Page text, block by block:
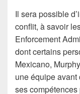
Il sera possible
conflit, à savoir
Enforcement
dont certains
Mexicano,
une équipe
ses